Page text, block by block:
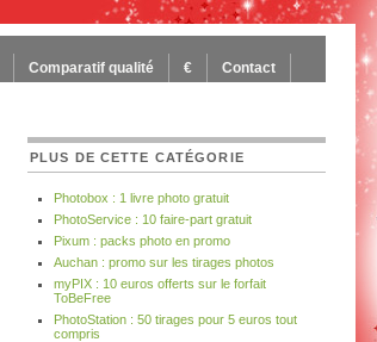
Comparatif qualité € Contact
PLUS DE CETTE CATÉGORIE
Photobox : 1 livre photo gratuit
PhotoService : 10 faire-part gratuit
Pixum : packs photo en promo
Auchan : promo sur les tirages photos
myPIX : 10 euros offerts sur le forfait
ToBeFree
PhotoStation : 50 tirages pour 5 euros tout
compris